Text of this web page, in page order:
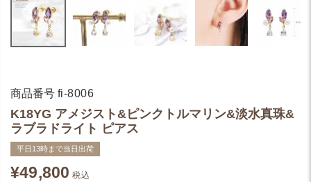
商品番号 fi-8006
K18YG アメジスト&ピンクトルマリン&淡水真珠&
ラブラドライト ピアス
平日13時まで当日出荷
¥49,800 税込